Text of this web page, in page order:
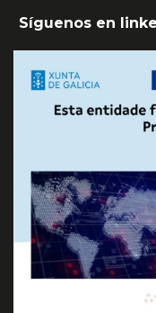
Síguenos en